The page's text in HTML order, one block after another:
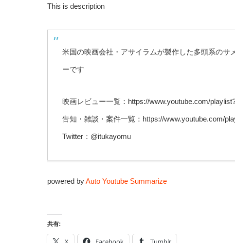
This is description
米国の映画会社・アサイラムが製作した多頭系のサ
ーです
映画レビュー一覧：https://www.youtube.com/
告知・雑談・案件一覧：https://www.youtube.com/
Twitter：@itukayomu
powered byAuto Youtube Summarize
共有: